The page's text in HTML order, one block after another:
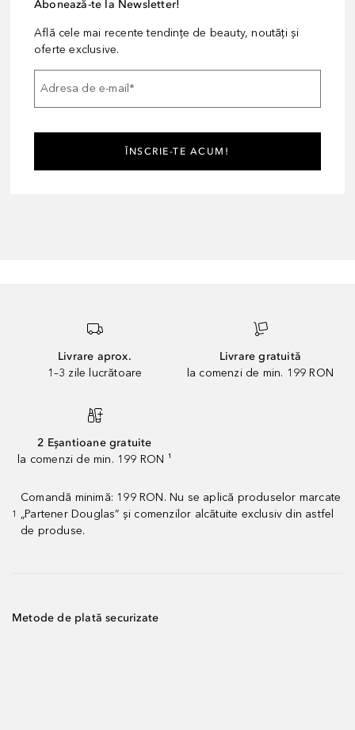
Abonează-te la Newsletter!
Află cele mai recente tendințe de beauty, noutăți și
oferte exclusive.
Adresa de e-mail*
ÎNSCRIE-TE ACUM!
Livrare aprox.
1–3 zile lucrătoare
Livrare gratuită
la comenzi de min. 199 RON
2 Eșantioane gratuite
la comenzi de min. 199 RON ¹
1
Comandă minimă: 199 RON. Nu se aplică produselor marcate
„Partener Douglas” și comenzilor alcătuite exclusiv din astfel
de produse.
Metode de plată securizate